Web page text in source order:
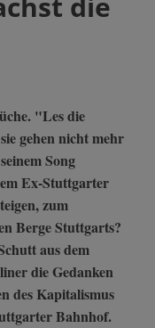
"Les die
gehen nicht mehr
Song
Ex-Stuttgarter
zum
Berge Stuttgarts?
aus dem
die Gedanken
des Kapitalismus
Bahnhof.